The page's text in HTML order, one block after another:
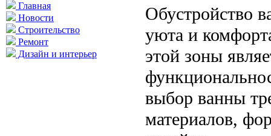
Главная
Новости
Строительство
Ремонт
Дизайн и интерьер
Обустройство
уюта и
этой зоны
выбор ванны
материалов,